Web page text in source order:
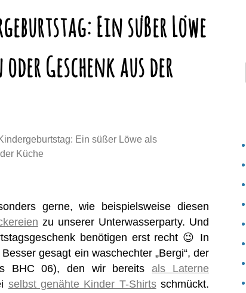
Ein süßer Löwe
Geschenk aus der
Ein süßer Löwe als
Küche
gerne, wie beispielsweise diesen
zu unserer Unterwasserparty. Und
benötigen erst recht 😉 In
gesagt ein waschechter „Bergi“, der
BHC 06), den wir bereitsals Laterne
selbst genähte Kinder T-Shirtsschmückt.